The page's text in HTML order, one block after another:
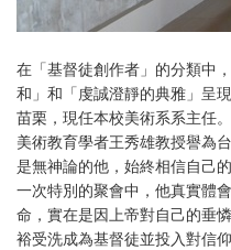
在「基督徒創作者」的分類中
和」和「虔誠澄靜的典雅」呈
苗栗，現任本校美術系系主任
美術教育學者王秀雄教授譽為
是無神論的他，始終相信自己
一次特別的聚會中，他真實體
命，實在是因上帝對自己的垂
裕受洗成為基督徒並投入對信